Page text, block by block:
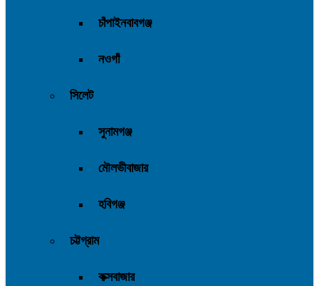
চাঁপাইনবাবগঞ্জ
নওগাঁ
সিলেট
সুনামগঞ্জ
মৌলভীবাজার
হবিগঞ্জ
চট্টগ্রাম
কক্সবাজার